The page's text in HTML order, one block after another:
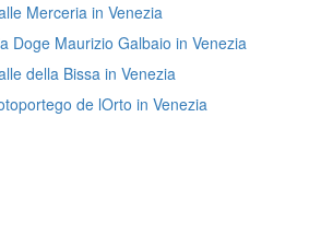
Merceria in Venezia
Doge Maurizio Galbaio in Venezia
della Bissa in Venezia
de lOrto in Venezia